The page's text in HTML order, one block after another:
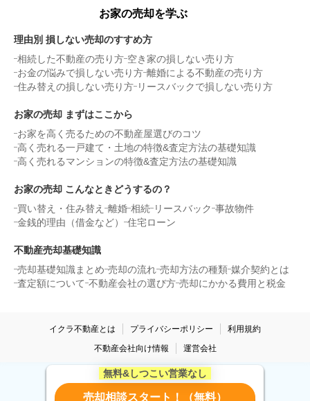
無料&しつこい営業なし
売却相談スタート！（無料）
お家の売却を学ぶ
理由別 損しない売却のすすめ方
相続した不動産の売り方 空き家の損しない売り方
お金の悩みで損しない売り方 離婚による不動産の売り方
住み替えの損しない売り方 リースバックで損しない売り方
お家の売却 まずはここから
お家を高く売るための不動産屋選びのコツ
高く売れる一戸建て・土地の特徴&査定方法の基礎知識
高く売れるマンションの特徴&査定方法の基礎知識
お家の売却 こんなときどうするの？
買い替え・住み替え
離婚 相続 リースバック 事故物件
金銭的理由（借金など）
住宅ローン
不動産売却基礎知識
売却基礎知識まとめ 売却の流れ 売却方法の種類 媒介契約とは
査定額について 不動産会社の選び方 売却にかかる費用と税金
イクラ不動産とは プライバシーポリシー
利用規約
不動産会社向け情報
運営会社
©Copyright2021 iQrafudosan.All Rights Reserved.